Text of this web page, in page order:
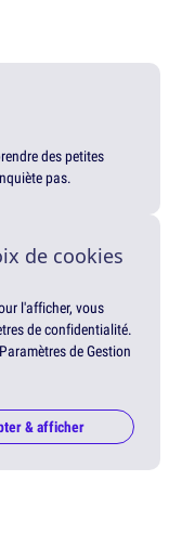
des petites
pas.
de cookies
l'afficher, vous
de confidentialité.
de Gestion
& afficher